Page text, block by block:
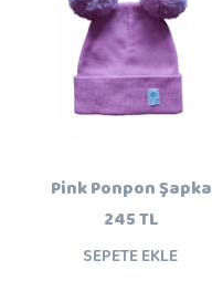
Pink Ponpon Şapka
245 TL
SEPETE EKLE